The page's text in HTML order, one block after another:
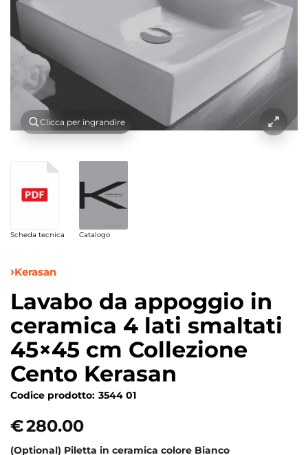
Clicca per ingrandire
Scheda tecnica Catalogo
Kerasan
Lavabo da appoggio in
ceramica 4 lati smaltati
45×45 cm Collezione
Cento Kerasan
Codice prodotto: 3544 01
€280.00
(Optional) Piletta in ceramica colore Bianco